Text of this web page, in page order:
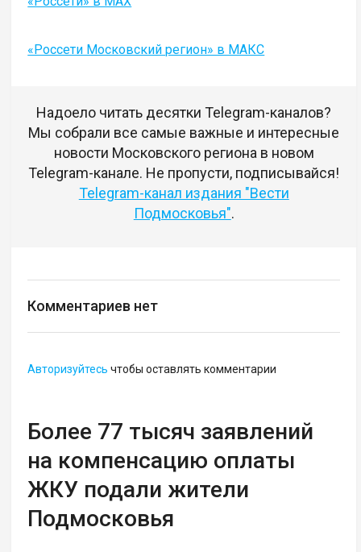
«Россети Московский регион» в МАКС
Надоело читать десятки Telegram-каналов?
Мы собрали все самые важные и интересные
новости Московского региона в новом
Telegram-канале. Не пропусти, подписывайся!
Telegram-канал издания "Вести
Подмосковья".
Комментариев нет
Авторизуйтесь чтобы оставлять комментарии
Более 77 тысяч заявлений
на компенсацию оплаты
ЖКУ подали жители
Подмосковья